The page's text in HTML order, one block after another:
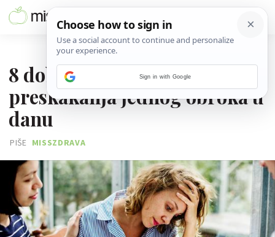
8 dobrih i loših posljedica
preskakanja jednog obroka u
danu
PIŠE MISSZDRAVA
Sign in with Google